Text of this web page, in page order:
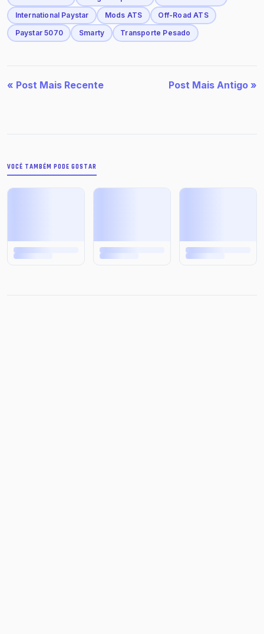
International Paystar
Mods ATS
Off-Road ATS
Paystar 5070
Smarty Transporte Pesado
« Post Mais Recente Post Mais Antigo »
VOCÊ TAMBÉM PODE GOSTAR